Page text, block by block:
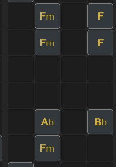
Fm F
Fm F
Ab Bb
Fm